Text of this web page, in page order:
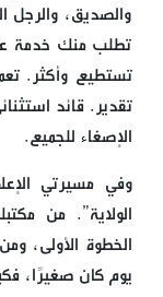
والصديق، والرجل
تطلب منك خدمة
تستطيع وأكثر.
تقدير. قائد
الإصغاء للجميع.
وفي مسيرتي
الولاية”. من
الخطوة الأولى،
يوم كان صغيرًا،